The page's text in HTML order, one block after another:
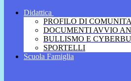
Didattica
PROFILO DI
DOCUMENTI AVVIO
BULLISMO E
SPORTELLI
Scuola Famiglia